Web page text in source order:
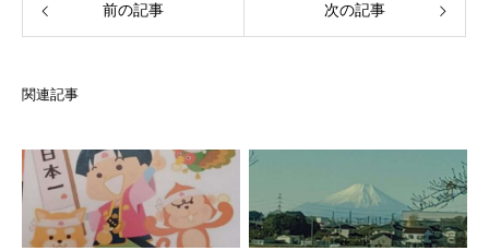
前の記事 次の記事
関連記事